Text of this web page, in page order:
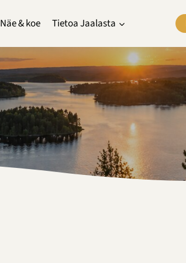
Näe & koe Tietoa Jaalasta